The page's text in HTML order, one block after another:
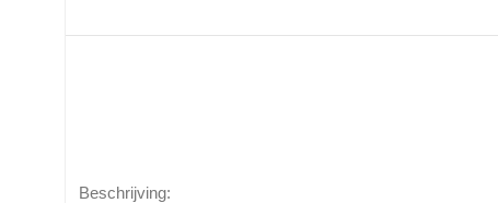
Beschrijving: